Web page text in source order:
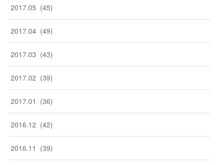
2017.05 (45)
2017.04 (49)
2017.03 (43)
2017.02 (39)
2017.01 (36)
2016.12 (42)
2016.11 (39)